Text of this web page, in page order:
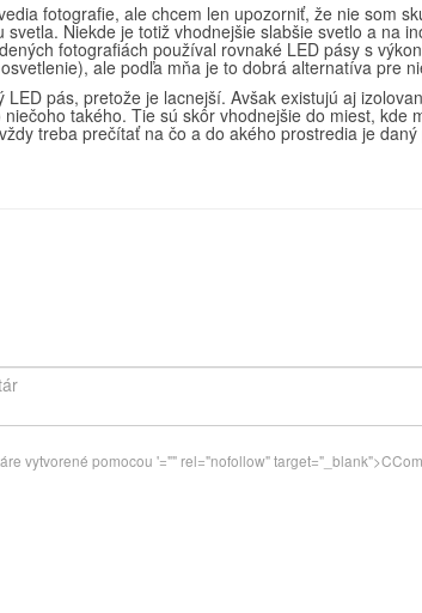
fotografie, ale chcem len upozorniť, že nie som
Niekde je totiž vhodnejšie slabšie svetlo a na
fotografiách používal rovnaké LED pásy s
ale podľa mňa je to dobrá alternatíva pre
LED pás, pretože je lacnejší. Avšak existujú aj
takého. Tie sú skôr vhodnejšie do miest, kde
treba prečítať na čo a do akého prostredia je daný
vytvorené pomocou '="" rel="nofollow"